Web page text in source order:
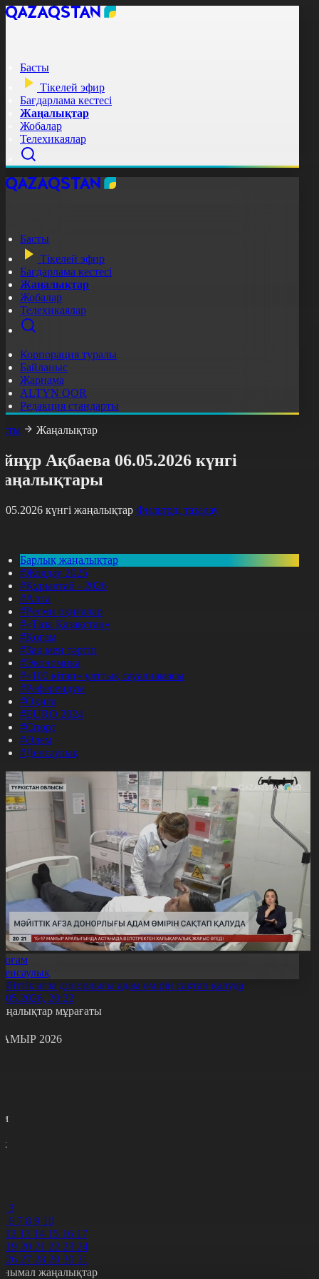
Басты
Тікелей эфир
Бағдарлама кестесі
Жаңалықтар
Жобалар
Телехикаялар
Басты
Тікелей эфир
Бағдарлама кестесі
Жаңалықтар
Жобалар
Телехикаялар
Корпорация туралы
Байланыс
Жарнама
ALTYN QOR
Редакция стандарты
Жаңалықтар
Ақбаева 06.05.2026 күнгі
күнгі жаңалықтар Фильтрді тазалау
Барлық жаңалықтар
#Жолдау 2025
#Құрылтай - 2026
#Апта
#Ресми оқиғалар
#«Таза Қазақстан»
#Қоғам
#Заң мен тәртіп
#Экономика
#«100 кітап» ұлттық сауалнамасы
#Референдум
#Оқиға
#EURO 2024
#Спорт
#Әлем
#Денсаулық
ағза донорлығы адам өмірін сақтап қалуда
20:22
мұрағаты
2026
3
6 7 8 9 10
12 13 14 15 16 17
19 20 21 22 23 24
26 27 28 29 30 31
жаңалықтар